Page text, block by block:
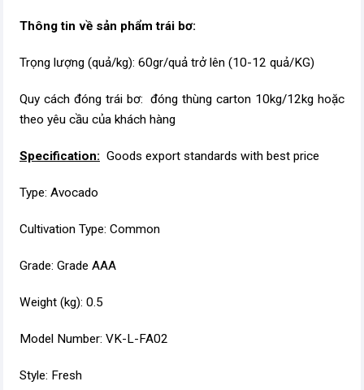
Thông tin về sản phẩm trái bơ:
Trọng lượng (quả/kg): 60gr/quả trở lên (10-12 quả/KG)
Quy cách đóng trái bơ: đóng thùng carton 10kg/12kg hoặc
theo yêu cầu của khách hàng
Specification: Goods export standards with best price
Type: Avocado
Cultivation Type: Common
Grade: Grade AAA
Weight (kg): 0.5
Model Number: VK-L-FA02
Style: Fresh